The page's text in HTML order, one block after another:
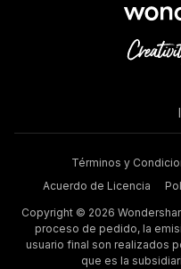
Términos y
Acuerdo de Licencia
Copyright © 2026
proceso de pedido, la
usuario final son realizados
que es la